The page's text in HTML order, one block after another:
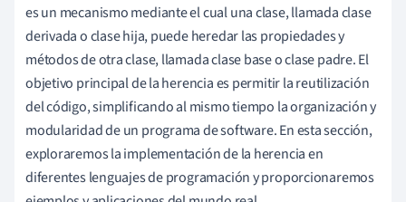
es un mecanismo mediante el cual una clase, llamada clase
derivada o clase hija, puede heredar las propiedades y
métodos de otra clase, llamada clase base o clase padre. El
objetivo principal de la herencia es permitir la reutilización
del código, simplificando al mismo tiempo la organización y
modularidad de un programa de software. En esta sección,
exploraremos la implementación de la herencia en
diferentes lenguajes de programación y proporcionaremos